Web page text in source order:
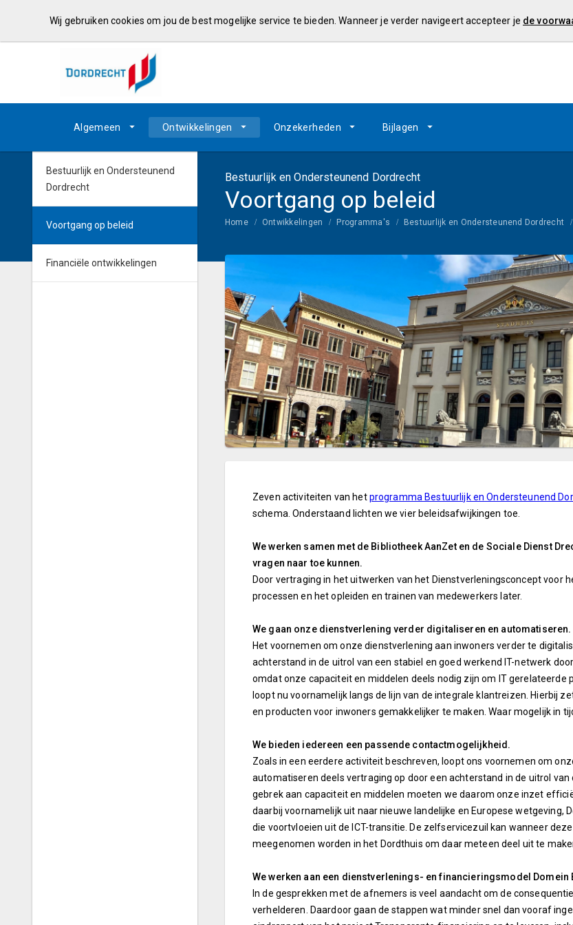
Wij gebruiken cookies om jou de best mogelijke service te bieden. Wanneer je verder navigeert accepteer je de
Algemeen Ontwikkelingen Onzekerheden Bijlagen
Bestuurlijk en Ondersteunend Dordrecht
Voortgang op beleid
Home Ontwikkelingen Programma's Bestuurlijk en Ondersteunend Dordrecht
Bestuurlijk en Ondersteunend
Dordrecht
Voortgang op beleid
Financiële ontwikkelingen
Zeven activiteiten van hetprogramma Bestuurlijk en Ondersteunend
schema. Onderstaand lichten we vier beleidsafwijkingen toe.
We werken samen met de Bibliotheek AanZet en de Sociale Dienst
vragen naar toe kunnen.
Door vertraging in het uitwerken van het Dienstverleningsconcept voor
processen en het opleiden en trainen van medewerkers later.
We gaan onze dienstverlening verder digitaliseren en automatiseren.
Het voornemen om onze dienstverlening aan inwoners verder te
achterstand in de uitrol van een stabiel en goed werkend IT-netwerk
omdat onze capaciteit en middelen deels nodig zijn om IT gerelateerde
loopt nu voornamelijk langs de lijn van de integrale klantreizen. Hierbij
en producten voor inwoners gemakkelijker te maken. Waar mogelijk in
We bieden iedereen een passende contactmogelijkheid.
Zoals in een eerdere activiteit beschreven, loopt ons voornemen om
automatiseren deels vertraging op door een achterstand in de uitrol
gebrek aan capaciteit en middelen moeten we daarom onze inzet
daarbij voornamelijk uit naar nieuwe landelijke en Europese wetgeving,
die voortvloeien uit de ICT-transitie. De zelfservicezuil kan wanneer
meegenomen worden in het Dordthuis om daar meteen deel uit te
We werken aan een dienstverlenings- en financieringsmodel
In de gesprekken met de afnemers is veel aandacht om de
verhelderen. Daardoor gaan de stappen wat minder snel dan vooraf